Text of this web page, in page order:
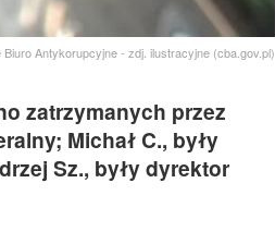
Biuro Antykorupcyjne - zdj. ilustracyjne (cba.gov.pl)
zatrzymanych przez
Michał C., były
Sz., były dyrektor